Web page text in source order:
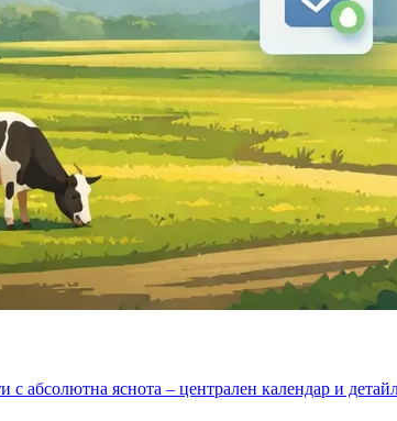
абсолютна яснота – централен календар и